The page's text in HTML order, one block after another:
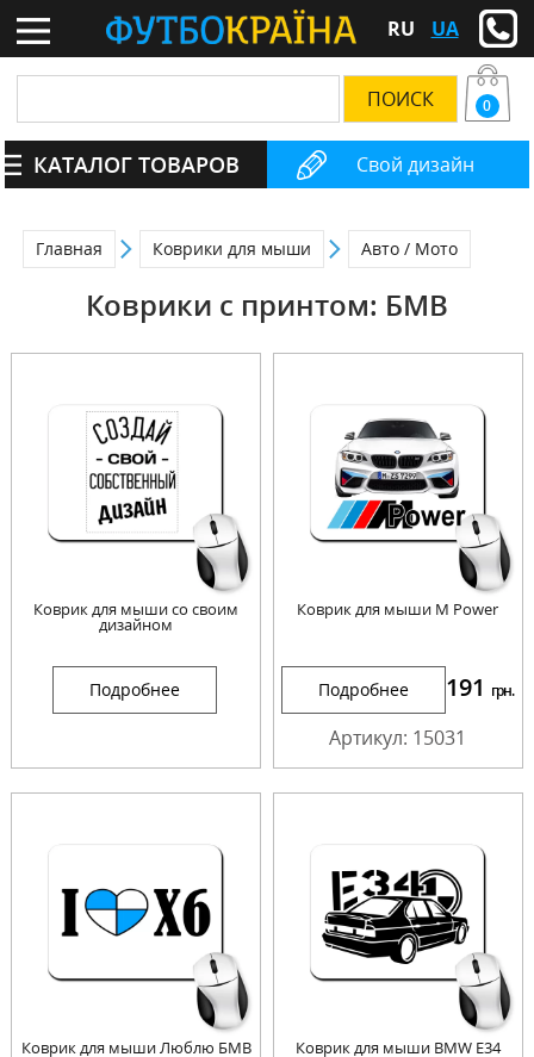
RU UA
Свой дизайн
0
КАТАЛОГ ТОВАРОВ
Главная Коврики для мыши Авто / Мото
Коврики с принтом: БМВ
Коврик для мыши со своим
дизайном
Подробнее
Коврик для мыши M Power
Подробнее 191 грн.
Артикул: 15031
Коврик для мыши Люблю БМВ Коврик для мыши BMW E34